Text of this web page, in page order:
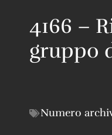
4166 –
gruppo
Numero